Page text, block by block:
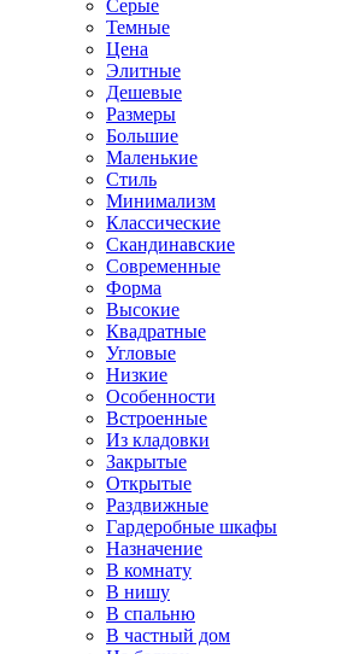
Серые
Темные
Цена
Элитные
Дешевые
Размеры
Большие
Маленькие
Стиль
Минимализм
Классические
Скандинавские
Современные
Форма
Высокие
Квадратные
Угловые
Низкие
Особенности
Встроенные
Из кладовки
Закрытые
Открытые
Раздвижные
Гардеробные шкафы
Назначение
В комнату
В нишу
В спальню
В частный дом